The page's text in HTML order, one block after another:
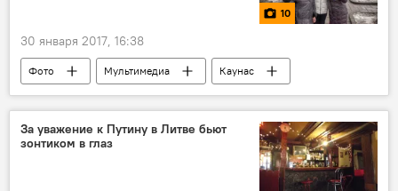
10
30 января 2017, 16:38
Фото Мультимедиа Каунас
За уважение к Путину в Литве бьют
зонтиком в глаз